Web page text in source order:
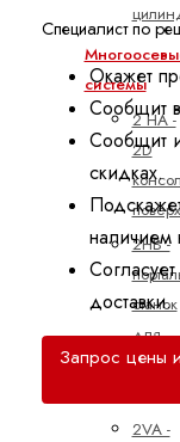
системы
2 HA -
2D
2HB -
станок
для
2VA -
Специалист по
Окажет
Сообщит
Сообщит
скидках.
наличием
доставки.
Запрос цены